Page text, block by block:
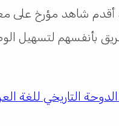
شاهد مؤرخ على
بأنفسهم لتسهيل
التاريخي للغة العربية